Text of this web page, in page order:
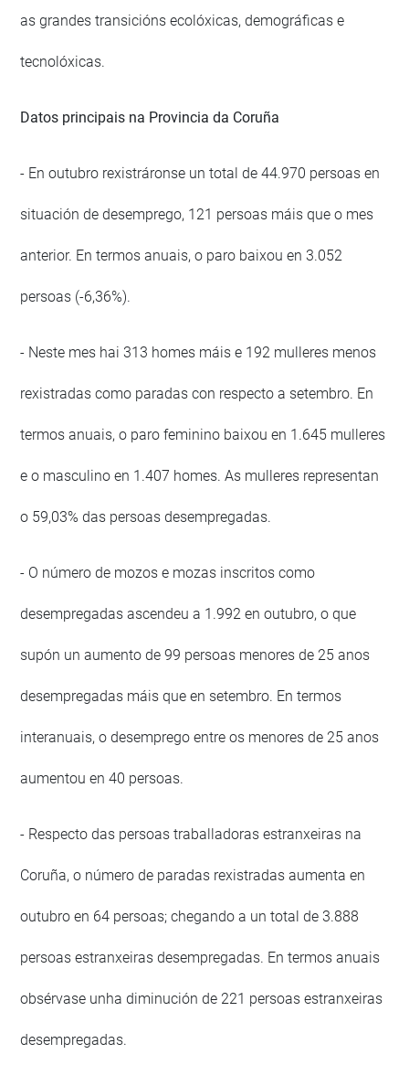
as grandes transicións ecolóxicas, demográficas e
tecnolóxicas.
Datos principais na Provincia da Coruña
- En outubro rexistráronse un total de 44.970 persoas en
situación de desemprego, 121 persoas máis que o mes
anterior. En termos anuais, o paro baixou en 3.052
persoas (-6,36%).
- Neste mes hai 313 homes máis e 192 mulleres menos
rexistradas como paradas con respecto a setembro. En
termos anuais, o paro feminino baixou en 1.645 mulleres
e o masculino en 1.407 homes. As mulleres representan
o 59,03% das persoas desempregadas.
- O número de mozos e mozas inscritos como
desempregadas ascendeu a 1.992 en outubro, o que
supón un aumento de 99 persoas menores de 25 anos
desempregadas máis que en setembro. En termos
interanuais, o desemprego entre os menores de 25 anos
aumentou en 40 persoas.
- Respecto das persoas traballadoras estranxeiras na
Coruña, o número de paradas rexistradas aumenta en
outubro en 64 persoas; chegando a un total de 3.888
persoas estranxeiras desempregadas. En termos anuais
obsérvase unha diminución de 221 persoas estranxeiras
desempregadas.